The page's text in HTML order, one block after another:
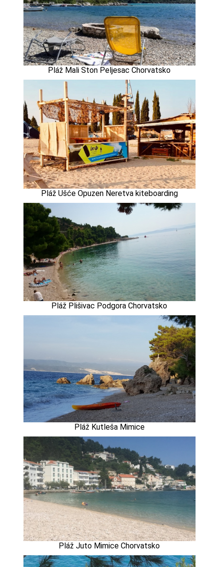
Pláž Mali Ston Peljesac Chorvatsko
Pláž Ušće Opuzen Neretva kiteboarding
Pláž Plišivac Podgora Chorvatsko
Pláž Kutleša Mimice
Pláž Juto Mimice Chorvatsko